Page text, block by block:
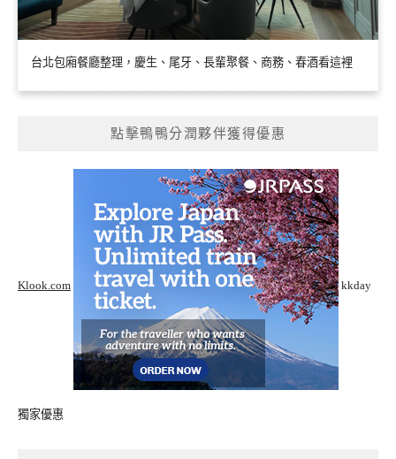
台北包廂餐廳整理，慶生、尾牙、長輩聚餐、商務、春酒看這裡
點擊鴨鴨分潤夥伴獲得優惠
Klook.com kkday
獨家優惠